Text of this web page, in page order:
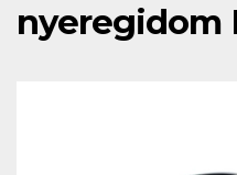
nyeregidom